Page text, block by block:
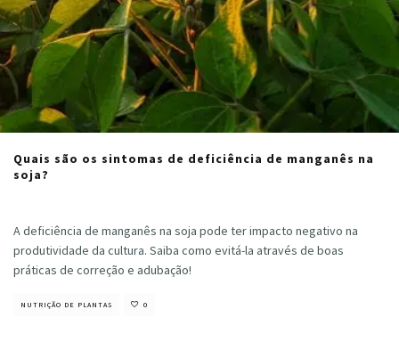
Quais são os sintomas de deficiência de manganês na
soja?
A deficiência de manganês na soja pode ter impacto negativo na
produtividade da cultura. Saiba como evitá-la através de boas
práticas de correção e adubação!
NUTRIÇÃO DE PLANTAS 0